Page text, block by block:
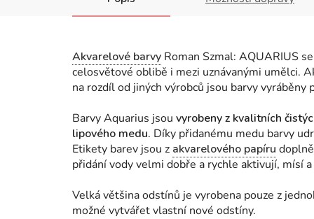
Akvarelové barvy Roman Szmal: AQUARIUS
celosvětové oblibě i mezi uznávanými umělci.
na rozdíl od jiných výrobců jsou barvy vyráběny
Barvy Aquarius jsou vyrobeny z kvalitních
lipového medu. Díky přidanému medu barvy
Etikety barev jsou z akvarelového papíru
přidání vody velmi dobře a rychle aktivují, mísí
Velká většina odstínů je vyrobena pouze z
možné vytvářet vlastní nové odstíny.